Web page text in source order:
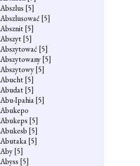
Abszlus [5]
Abszlusować [5]
Absznit[5]
Abszyt[5]
Abszytować [5]
Abszytowany[5]
Abszytowy[5]
Abucht[5]
Abudat[5]
Abu-Ipahia[5]
Abukepo
Abukeps [5]
Abukesb [5]
Abutaka[5]
Aby[5]
Abyss [5]